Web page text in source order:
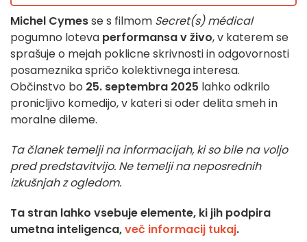
Michel Cymesse s filmom Secret(s) médical
pogumno loteva performansa v živo, v katerem se
sprašuje o mejah poklicne skrivnosti in odgovornosti
posameznika spričo kolektivnega interesa.
Občinstvo bo 25. septembra 2025 lahko odkrilo
pronicljivo komedijo, v kateri si oder delita smeh in
moralne dileme.
Ta članek temelji na informacijah, ki so bile na voljo
pred predstavitvijo. Ne temelji na neposrednih
izkušnjah z ogledom.
Ta stran lahko vsebuje elemente, ki jih podpira
umetna inteligenca,več informacij tukaj.